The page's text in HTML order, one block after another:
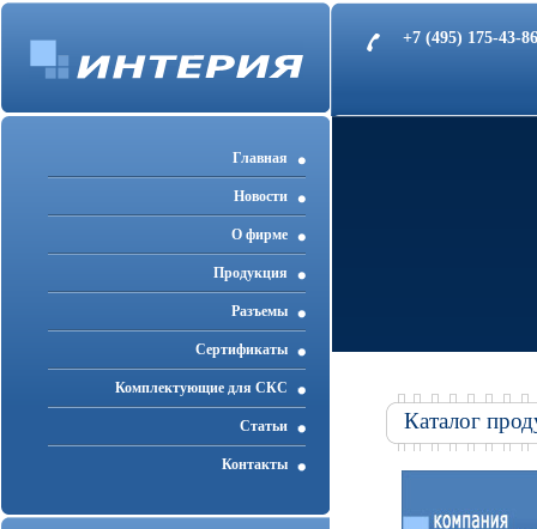
+7 (495) 175-43-
Главная
Новости
О фирме
Продукция
Разъемы
Cертификаты
Комплектующие для СКС
Статьи
Контакты
Каталог